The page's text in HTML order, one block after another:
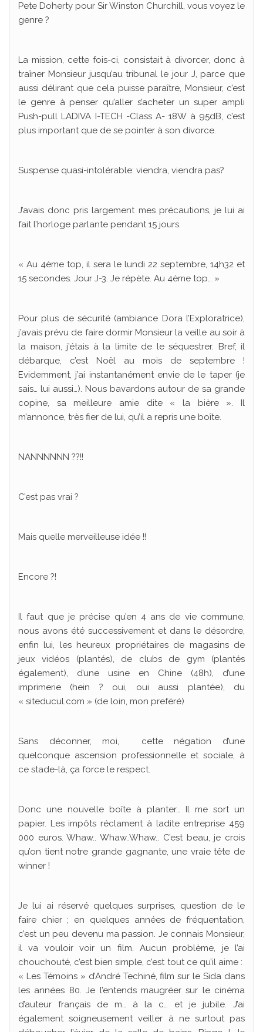
Pete Doherty pour Sir Winston Churchill, vous voyez le
genre ?
La mission, cette fois-ci, consistait à divorcer, donc à
traîner Monsieur jusqu’au tribunal le jour J, parce que
aussi délirant que cela puisse paraître, Monsieur, c’est
le genre à penser qu’aller s’acheter un super ampli
Push-pull LADIVA I-TECH -Class A- 18W à 95dB, c’est
plus important que de se pointer à son divorce.
Suspense quasi-intolérable: viendra, viendra pas?
J’avais donc pris largement mes précautions, je lui ai
fait l’horloge parlante pendant 15 jours.
« Au 4ème top, il sera le lundi 22 septembre, 14h32 et
15 secondes. Jour J-3. Je répète. Au 4ème top… »
Pour plus de sécurité (ambiance Dora l’Exploratrice),
j’avais prévu de faire dormir Monsieur la veille au soir à
la maison, j’étais à la limite de le séquestrer. Bref, il
débarque, c’est Noël au mois de septembre !
Evidemment, j’ai instantanément envie de le taper (je
sais… lui aussi…). Nous bavardons autour de sa grande
copine, sa meilleure amie dite « la bière ». Il
m’annonce, très fier de lui, qu’il a repris une boîte.
NANNNNNN ??!!
C’est pas vrai ?
Mais quelle merveilleuse idée !!
Encore ?!
Il faut que je précise qu’en 4 ans de vie commune,
nous avons été successivement et dans le désordre,
enfin lui, les heureux propriétaires de magasins de
jeux vidéos (plantés), de clubs de gym (plantés
également), d’une usine en Chine (48h), d’une
imprimerie (hein ? oui, oui aussi plantée), du
« siteducul.com » (de loin, mon preféré)
Sans déconner, moi, cette négation d’une
quelconque ascension professionnelle et sociale, à
ce stade-là, ça force le respect.
Donc une nouvelle boîte à planter… Il me sort un
papier. Les impôts réclament à ladite entreprise 459
000 euros. Whaw.. Whaw..Whaw.. C’est beau, je crois
qu’on tient notre grande gagnante, une vraie tête de
winner !
Je lui ai réservé quelques surprises, question de le
faire chier ; en quelques années de fréquentation,
c’est un peu devenu ma passion. Je connais Monsieur,
il va vouloir voir un film. Aucun problème, je l’ai
chouchouté, c’est bien simple, c’est tout ce qu’il aime :
« Les Témoins » d’André Techiné, film sur le Sida dans
les années 80. Je l’entends maugréer sur le cinéma
d’auteur français de m… à la c… et je jubile. J’ai
également soigneusement veiller à ne surtout pas